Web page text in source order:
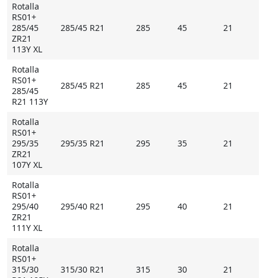
Rotalla
RS01+
285/45
ZR21
113Y XL
285/45 R21 285 45 21
Rotalla
RS01+
285/45
R21 113Y
285/45 R21 285 45 21
Rotalla
RS01+
295/35
ZR21
107Y XL
295/35 R21 295 35 21
Rotalla
RS01+
295/40
ZR21
111Y XL
295/40 R21 295 40 21
Rotalla
RS01+
315/30
315/30 R21 315 30 21